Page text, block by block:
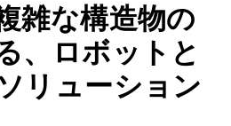
雑な構造物の
、ロボットと
リューション